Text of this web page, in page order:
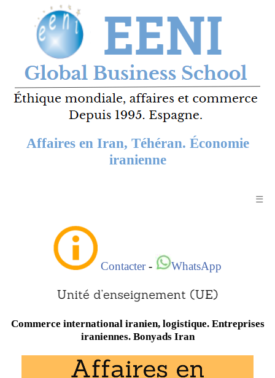
Affaires en Iran, Téhéran. Économie
iranienne
☰
Contacter- WhatsApp
Commerce international iranien, logistique. Entreprises
iraniennes. Bonyads Iran